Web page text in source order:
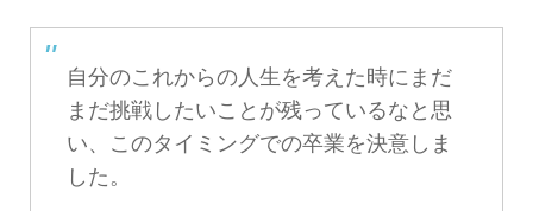
自分のこれからの人生を考えた時にまだ
まだ挑戦したいことが残っているなと思
い、このタイミングでの卒業を決意しま
した。